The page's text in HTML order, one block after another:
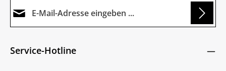
Ich habe dieDatenschutzbestimmungen
Die mit einem Stern (*) markierten Felder sind
Service-Hotline